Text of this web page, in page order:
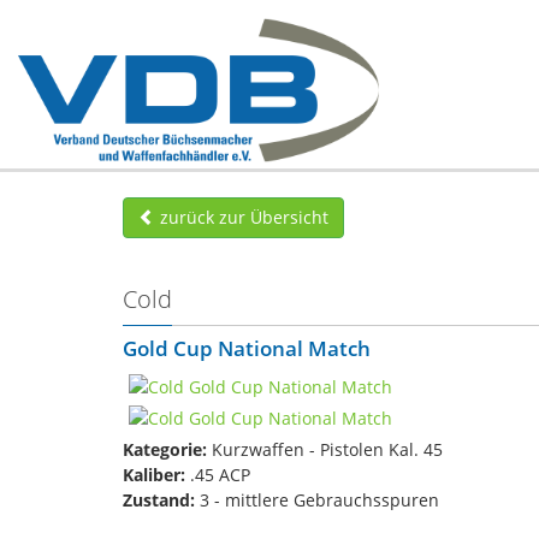
zurück zur Übersicht
Cold
Gold Cup National Match
Kategorie: Kurzwaffen - Pistolen Kal. 45
Kaliber: .45 ACP
Zustand: 3 - mittlere Gebrauchsspuren